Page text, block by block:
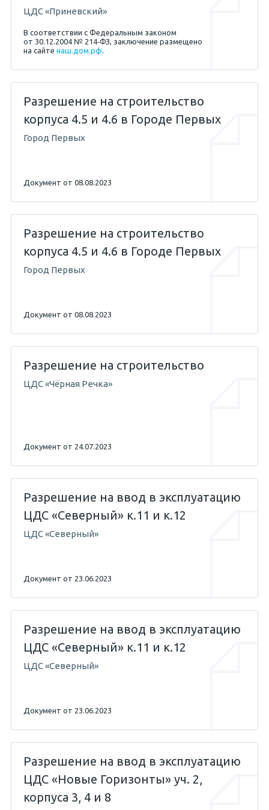
ЦДС «Приневский»
В соответствии с Федеральным законом
от 30.12.2004 № 214‐ФЗ, заключение размещено
на сайте наш.дом.рф.
Разрешение на строительство
корпуса 4.5 и 4.6 в Городе Первых
Город Первых
Документ от 08.08.2023
Разрешение на строительство
корпуса 4.5 и 4.6 в Городе Первых
Город Первых
Документ от 08.08.2023
Разрешение на строительство
ЦДС «Чёрная Речка»
Документ от 24.07.2023
Разрешение на ввод в эксплуатацию
ЦДС «Северный» к.11 и к.12
ЦДС «Северный»
Документ от 23.06.2023
Разрешение на ввод в эксплуатацию
ЦДС «Северный» к.11 и к.12
ЦДС «Северный»
Документ от 23.06.2023
Разрешение на ввод в эксплуатацию
ЦДС «Новые Горизонты» уч. 2,
корпуса 3, 4 и 8